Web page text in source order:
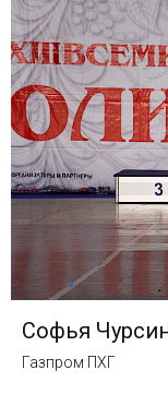
Софья
Газпром ПХГ